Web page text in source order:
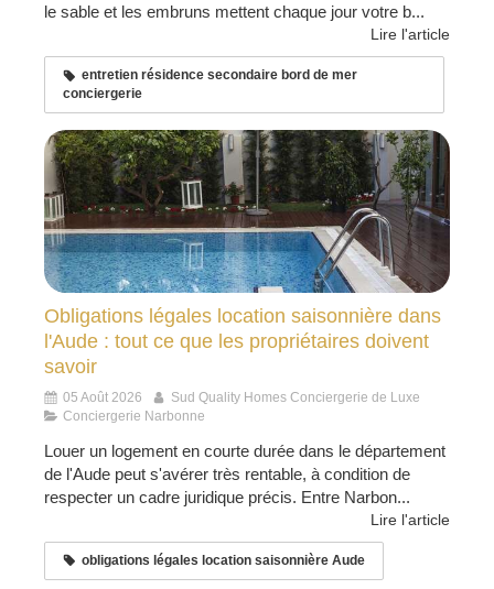
le sable et les embruns mettent chaque jour votre b...
Lire l'article
entretien résidence secondaire bord de mer
conciergerie
Obligations légales location saisonnière dans
l'Aude : tout ce que les propriétaires doivent
savoir
05 Août 2026
Sud Quality Homes Conciergerie de Luxe
Conciergerie Narbonne
Louer un logement en courte durée dans le département
de l'Aude peut s'avérer très rentable, à condition de
respecter un cadre juridique précis. Entre Narbon...
Lire l'article
obligations légales location saisonnière Aude